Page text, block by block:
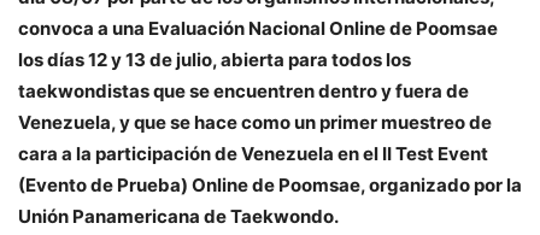
convoca a una Evaluación Nacional Online de Poomsae
los días 12 y 13 de julio, abierta para todos los
taekwondistas que se encuentren dentro y fuera de
Venezuela, y que se hace como un primer muestreo de
cara a la participación de Venezuela en el II Test Event
(Evento de Prueba) Online de Poomsae, organizado por la
Unión Panamericana de Taekwondo.